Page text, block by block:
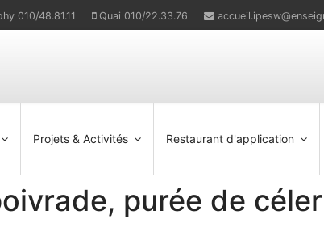
010/48.81.11 Quai 010/22.33.76
Projets & Activités Restaurant d'application
purée de